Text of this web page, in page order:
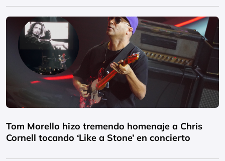
Tom Morello hizo tremendo homenaje a Chris
Cornell tocando ‘Like a Stone’ en concierto